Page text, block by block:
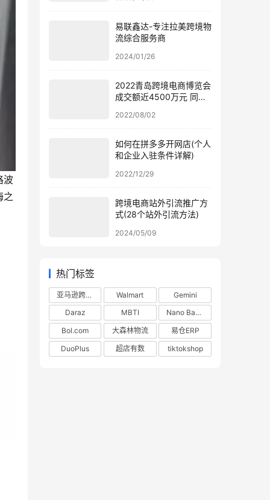
波
之
易联鑫达-专注拉美跨境物
流综合服务商
2024/01/26
2022青岛跨境电商博览会
成交额近4500万元 同比
2022/08/02
如何在拼多多开网店(个人
和企业入驻条件详解)
2022/12/29
跨境电商站外引流推广方
式(28个站外引流方法)
2024/05/09
热门标签
亚马逊跨境电商 Walmart
Gemini
Daraz
MBTI
Nano Banana
Bol.com
大森林物流
易仓ERP
DuoPlus
超店有数 tiktokshop